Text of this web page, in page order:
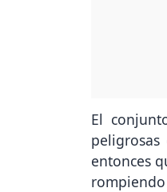
El
entonces